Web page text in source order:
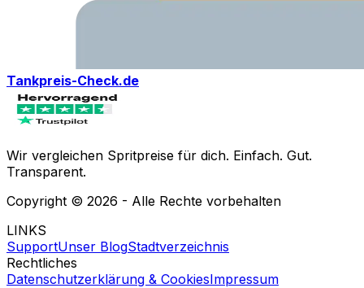
Tankpreis-Check.de
Wir vergleichen Spritpreise für dich. Einfach. Gut.
Transparent.
Copyright © 2026 - Alle Rechte vorbehalten
LINKS
SupportUnser BlogStadtverzeichnis
Rechtliches
Datenschutzerklärung & CookiesImpressum